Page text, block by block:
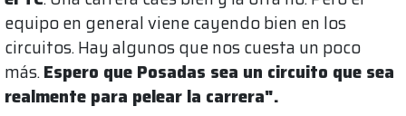
equipo en general viene cayendo bien en los
circuitos. Hay algunos que nos cuesta un poco
más.Espero que Posadas sea un circuito que sea
realmente para pelear la carrera".